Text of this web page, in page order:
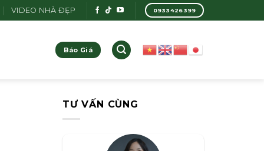
VIDEO NHÀ ĐẸP 0933426399
Báo Giá
TƯ VẤN CÙNG